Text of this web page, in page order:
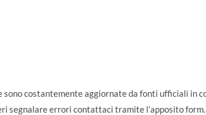
costantemente aggiornate da fonti ufficiali in
segnalare errori contattaci tramite l’apposito form.